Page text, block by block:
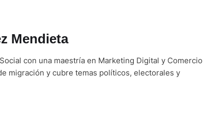
Mendieta
con una maestría en Marketing Digital y Comercio
migración y cubre temas políticos, electorales y